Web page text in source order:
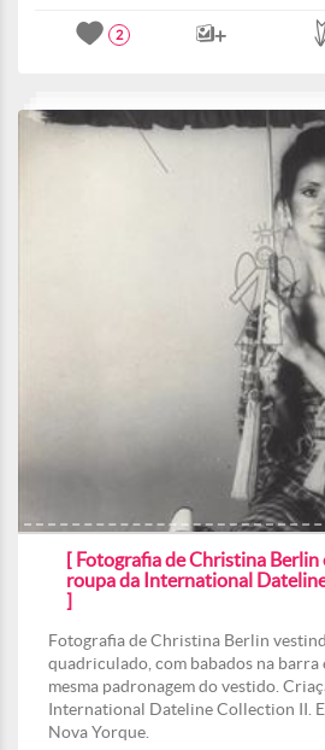
2
[ Fotografia de Christina Berlin
roupa da International
]
Fotografia de Christina Berlin
quadriculado, com babados na barra
mesma padronagem do vestido.
International Dateline Collection II.
Nova Yorque.